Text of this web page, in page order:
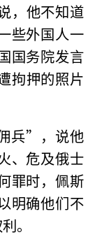
，他不知道
些外国人一
国务院发言
拘押的照片
兵”，说他
、危及俄士
罪时，佩斯
明确他们不
。